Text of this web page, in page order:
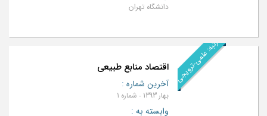
دانشگاه تهران
رتبه: علمی-ترویجی اقتصاد منابع طبیعی
آخرین شماره :
بهار 1393 - شماره 1
وابسته به :